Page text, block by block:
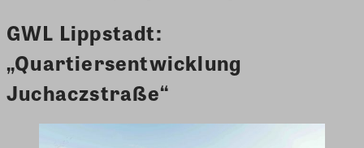
GWL Lippstadt:
„Quartiersentwicklung
Juchaczstraße“